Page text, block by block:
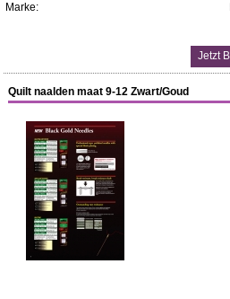
Marke:
Quilt naalden maat 9-12 Zwart/Goud